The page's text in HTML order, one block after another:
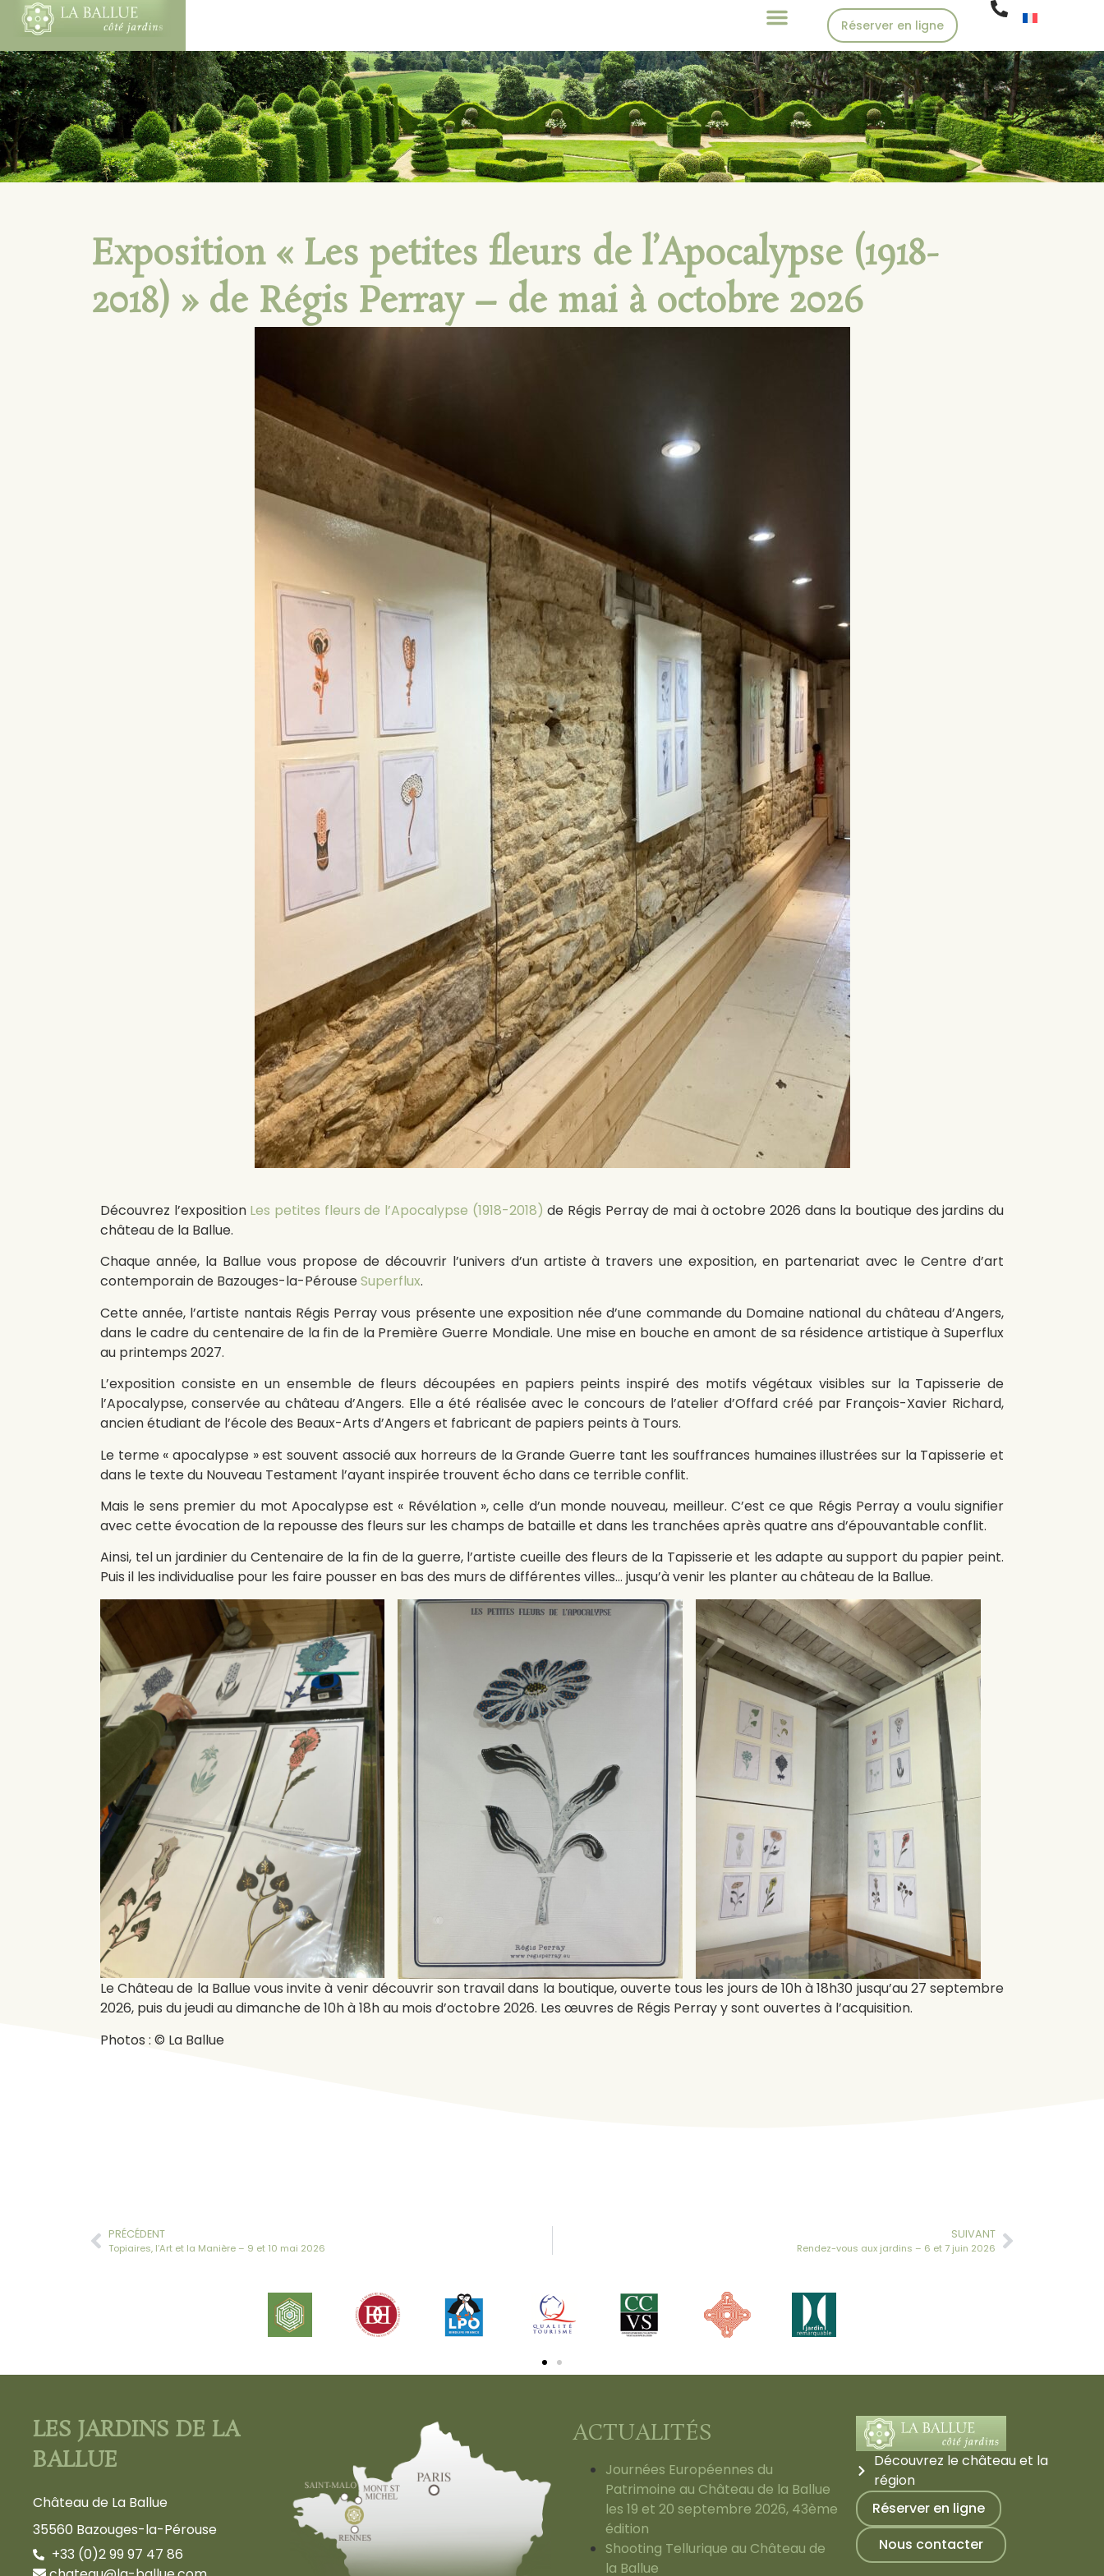
Réserver en ligne
Exposition « Les petites fleurs de l’Apocalypse (1918-
2018) » de Régis Perray – de mai à octobre 2026
Découvrez l’exposition Les petites fleurs de l’Apocalypse (1918-2018) de Régis Perray de mai à octobre 2026 dans la boutique des jardins du
château de la Ballue.
Chaque année, la Ballue vous propose de découvrir l’univers d’un artiste à travers une exposition, en partenariat avec le Centre d’art
contemporain de Bazouges-la-PérouseSuperflux.
Cette année, l’artiste nantais Régis Perray vous présente une exposition née d’une commande du Domaine national du château d’Angers,
dans le cadre du centenaire de la fin de la Première Guerre Mondiale. Une mise en bouche en amont de sa résidence artistique à Superflux
au printemps 2027.
L’exposition consiste en un ensemble de fleurs découpées en papiers peints inspiré des motifs végétaux visibles sur la Tapisserie de
l’Apocalypse, conservée au château d’Angers. Elle a été réalisée avec le concours de l’atelier d’Offard créé par François-Xavier Richard,
ancien étudiant de l’école des Beaux-Arts d’Angers et fabricant de papiers peints à Tours.
Le terme « apocalypse » est souvent associé aux horreurs de la Grande Guerre tant les souffrances humaines illustrées sur la Tapisserie et
dans le texte du Nouveau Testament l’ayant inspirée trouvent écho dans ce terrible conflit.
Mais le sens premier du mot Apocalypse est « Révélation », celle d’un monde nouveau, meilleur. C’est ce que Régis Perray a voulu signifier
avec cette évocation de la repousse des fleurs sur les champs de bataille et dans les tranchées après quatre ans d’épouvantable conflit.
Ainsi, tel un jardinier du Centenaire de la fin de la guerre, l’artiste cueille des fleurs de la Tapisserie et les adapte au support du papier peint.
Puis il les individualise pour les faire pousser en bas des murs de différentes villes… jusqu’à venir les planter au château de la Ballue.
Le Château de la Ballue vous invite à venir découvrir son travail dans la boutique, ouverte tous les jours de 10h à 18h30 jusqu’au 27 septembre
2026, puis du jeudi au dimanche de 10h à 18h au mois d’octobre 2026. Les œuvres de Régis Perray y sont ouvertes à l’acquisition.
Photos : © La Ballue
PRÉCÉDENT
Topiaires, l’Art et la Manière – 9 et 10 mai 2026
SUIVANT
Rendez-vous aux jardins – 6 et 7 juin 2026
LES JARDINS DE LA
BALLUE
Château de La Ballue
35560 Bazouges-la-Pérouse
+33 (0)2 99 97 47 86
ACTUALITÉS
Journées Européennes du
Patrimoine au Château de la Ballue
les 19 et 20 septembre 2026, 43ème
édition
Shooting Tellurique au Château de
la Ballue
Découvrez le château et la
région
Réserver en ligne
Nous contacter